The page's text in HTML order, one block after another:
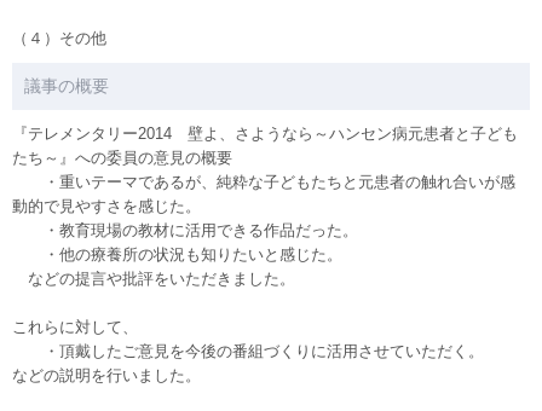
（４）その他
議事の概要
『テレメンタリー2014 壁よ、さようなら～ハンセン病元患者と子ども
たち～』への委員の意見の概要
・重いテーマであるが、純粋な子どもたちと元患者の触れ合いが感
動的で見やすさを感じた。
・教育現場の教材に活用できる作品だった。
・他の療養所の状況も知りたいと感じた。
などの提言や批評をいただきました。
これらに対して、
・頂戴したご意見を今後の番組づくりに活用させていただく。
などの説明を行いました。